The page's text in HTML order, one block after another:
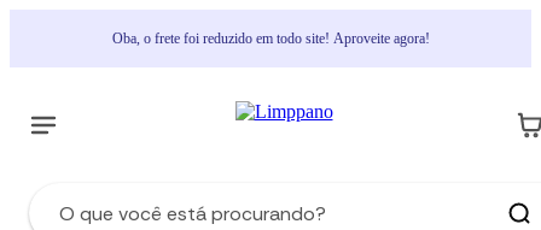
Oba, o frete foi reduzido em todo site! Aproveite agora!